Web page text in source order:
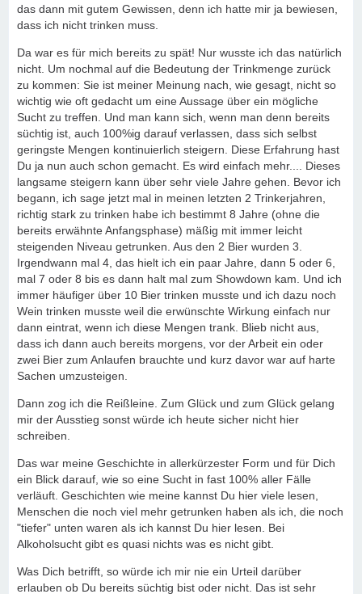
das dann mit gutem Gewissen, denn ich hatte mir ja bewiesen,
dass ich nicht trinken muss.
Da war es für mich bereits zu spät! Nur wusste ich das natürlich
nicht. Um nochmal auf die Bedeutung der Trinkmenge zurück
zu kommen: Sie ist meiner Meinung nach, wie gesagt, nicht so
wichtig wie oft gedacht um eine Aussage über ein mögliche
Sucht zu treffen. Und man kann sich, wenn man denn bereits
süchtig ist, auch 100%ig darauf verlassen, dass sich selbst
geringste Mengen kontinuierlich steigern. Diese Erfahrung hast
Du ja nun auch schon gemacht. Es wird einfach mehr.... Dieses
langsame steigern kann über sehr viele Jahre gehen. Bevor ich
begann, ich sage jetzt mal in meinen letzten 2 Trinkerjahren,
richtig stark zu trinken habe ich bestimmt 8 Jahre (ohne die
bereits erwähnte Anfangsphase) mäßig mit immer leicht
steigenden Niveau getrunken. Aus den 2 Bier wurden 3.
Irgendwann mal 4, das hielt ich ein paar Jahre, dann 5 oder 6,
mal 7 oder 8 bis es dann halt mal zum Showdown kam. Und ich
immer häufiger über 10 Bier trinken musste und ich dazu noch
Wein trinken musste weil die erwünschte Wirkung einfach nur
dann eintrat, wenn ich diese Mengen trank. Blieb nicht aus,
dass ich dann auch bereits morgens, vor der Arbeit ein oder
zwei Bier zum Anlaufen brauchte und kurz davor war auf harte
Sachen umzusteigen.
Dann zog ich die Reißleine. Zum Glück und zum Glück gelang
mir der Ausstieg sonst würde ich heute sicher nicht hier
schreiben.
Das war meine Geschichte in allerkürzester Form und für Dich
ein Blick darauf, wie so eine Sucht in fast 100% aller Fälle
verläuft. Geschichten wie meine kannst Du hier viele lesen,
Menschen die noch viel mehr getrunken haben als ich, die noch
"tiefer" unten waren als ich kannst Du hier lesen. Bei
Alkoholsucht gibt es quasi nichts was es nicht gibt.
Was Dich betrifft, so würde ich mir nie ein Urteil darüber
erlauben ob Du bereits süchtig bist oder nicht. Das ist sehr